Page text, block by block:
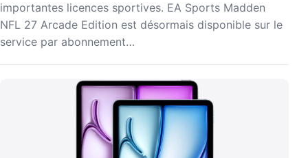
importantes licences sportives. EA Sports Madden
NFL 27 Arcade Edition est désormais disponible sur le
service par abonnement…